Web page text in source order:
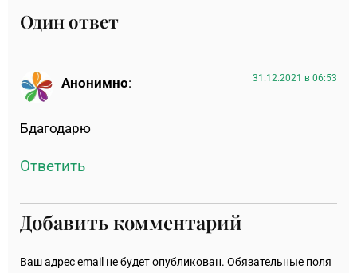
Один ответ
Анонимно: 31.12.2021 в 06:53
Бдагодарю
Ответить
Добавить комментарий
Ваш адрес email не будет опубликован. Обязательные поля